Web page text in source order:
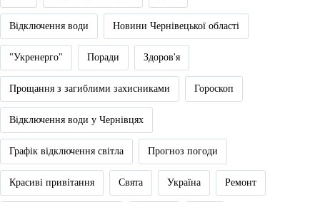
Відключення води Новини Чернівецької області
"Укренерго" Поради Здоров'я
Прощання з загиблими захисниками Гороскоп
Відключення води у Чернівцях
Графік відключення світла Прогноз погоди
Красиві привітання Свята Україна Ремонт